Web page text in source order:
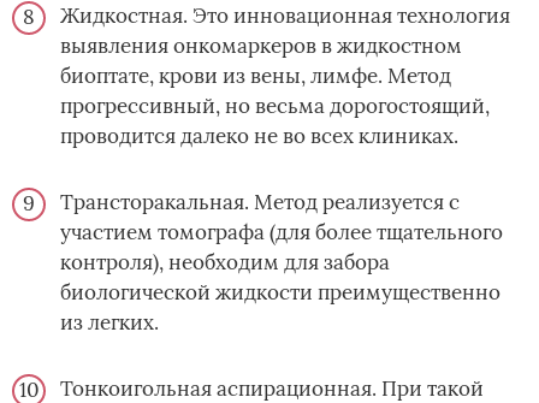
Жидкостная. Это инновационная технология
выявления онкомаркеров в жидкостном
биоптате, крови из вены, лимфе. Метод
прогрессивный, но весьма дорогостоящий,
проводится далеко не во всех клиниках.
Трансторакальная. Метод реализуется с
участием томографа (для более тщательного
контроля), необходим для забора
биологической жидкости преимущественно
из легких.
Тонкоигольная аспирационная. При такой